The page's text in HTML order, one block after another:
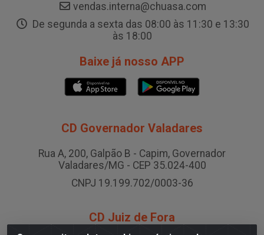
vendas.interna@chuasa.com
De segunda a sexta das 08:00 às 11:30 e 13:30
às 18:00
Baixe já nosso APP
CD Governador Valadares
Rua A, 200, Galpão B - Capim, Governador
Valadares/MG - CEP 35.024-400
CNPJ 19.199.702/0003-36
CD Juiz de Fora